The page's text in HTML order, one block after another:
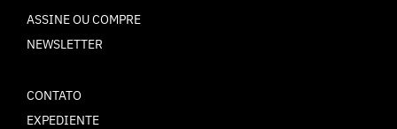
ASSINE OU COMPRE
NEWSLETTER
CONTATO
EXPEDIENTE